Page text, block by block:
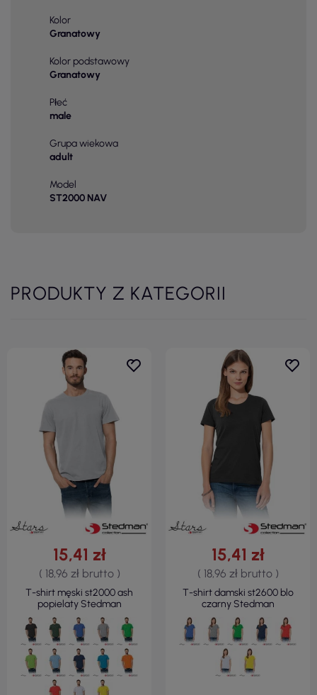
Kolor
Granatowy
Kolor podstawowy
Granatowy
Płeć
male
Grupa wiekowa
adult
Model
ST2000 NAV
PRODUKTY Z KATEGORII
15,41 zł
( 18,96 zł brutto )
T-shirt męski st2000 ash
popielaty Stedman
15,41 zł
( 18,96 zł brutto )
T-shirt damski st2600 blo
czarny Stedman